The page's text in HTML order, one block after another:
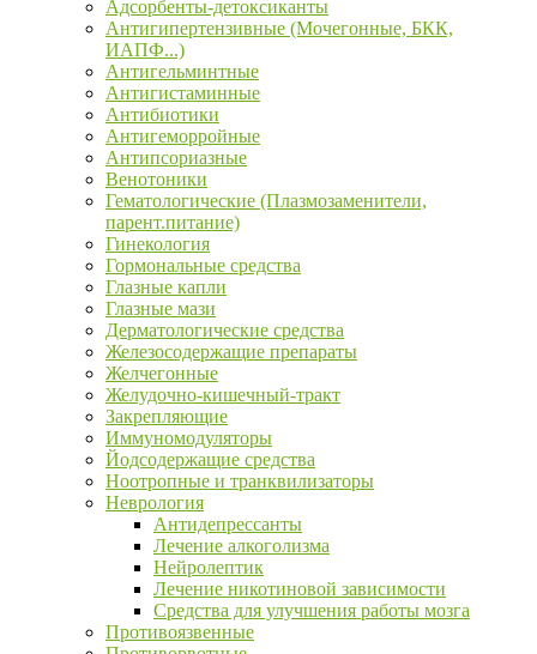
Адсорбенты-детоксиканты
Антигипертензивные (Мочегонные, БКК,
ИАПФ...)
Антигельминтные
Антигистаминные
Антибиотики
Антигеморройные
Антипсориазные
Венотоники
Гематологические (Плазмозаменители,
парент.питание)
Гинекология
Гормональные средства
Глазные капли
Глазные мази
Дерматологические средства
Железосодержащие препараты
Желчегонные
Желудочно-кишечный-тракт
Закрепляющие
Иммуномодуляторы
Йодсодержащие средства
Ноотропные и транквилизаторы
Неврология
Антидепрессанты
Лечение алкоголизма
Нейролептик
Лечение никотиновой зависимости
Средства для улучшения работы мозга
Противоязвенные